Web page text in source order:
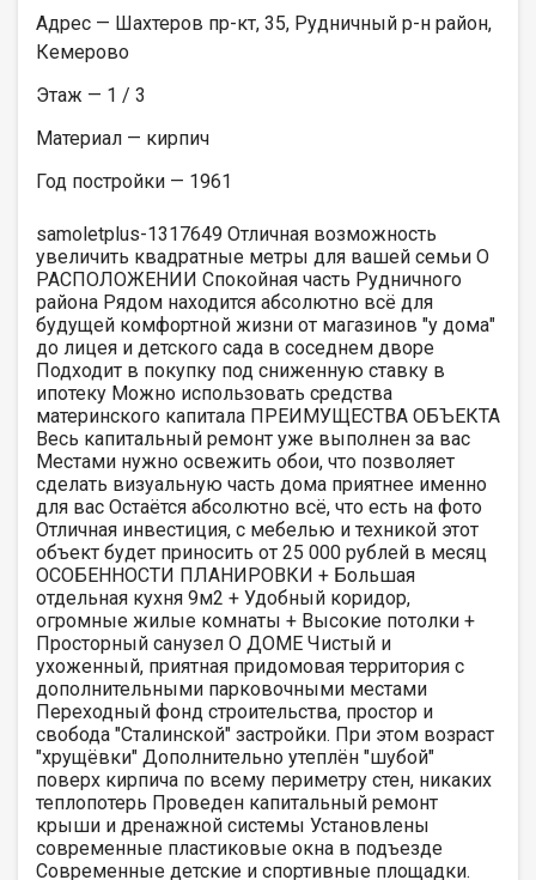
Адрес — Шахтеров пр-кт, 35, Рудничный р-н район,
Кемерово
Этаж — 1 / 3
Материал — кирпич
Год постройки — 1961
samoletplus-1317649 Отличная возможность
увеличить квадратные метры для вашей семьи О
РАСПОЛОЖЕНИИ Спокойная часть Рудничного
района Рядом находится абсолютно всё для
будущей комфортной жизни от магазинов "у дома"
до лицея и детского сада в соседнем дворе
Подходит в покупку под сниженную ставку в
ипотеку Можно использовать средства
материнского капитала ПРЕИМУЩЕСТВА ОБЪЕКТА
Весь капитальный ремонт уже выполнен за вас
Местами нужно освежить обои, что позволяет
сделать визуальную часть дома приятнее именно
для вас Остаётся абсолютно всё, что есть на фото
Отличная инвестиция, с мебелью и техникой этот
объект будет приносить от 25 000 рублей в месяц
ОСОБЕННОСТИ ПЛАНИРОВКИ + Большая
отдельная кухня 9м2 + Удобный коридор,
огромные жилые комнаты + Высокие потолки +
Просторный санузел О ДОМЕ Чистый и
ухоженный, приятная придомовая территория с
дополнительными парковочными местами
Переходный фонд строительства, простор и
свобода "Сталинской" застройки. При этом возраст
"хрущёвки" Дополнительно утеплён "шубой"
поверх кирпича по всему периметру стен, никаких
теплопотерь Проведен капитальный ремонт
крыши и дренажной системы Установлены
современные пластиковые окна в подъезде
Современные детские и спортивные площадки.